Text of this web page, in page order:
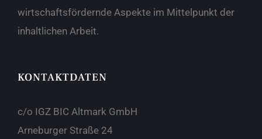
wirtschaftsfördernde Aspekte im Mittelpunkt der
inhaltlichen Arbeit.
KONTAKTDATEN
c/o IGZ BIC Altmark GmbH
Arneburger Straße 24